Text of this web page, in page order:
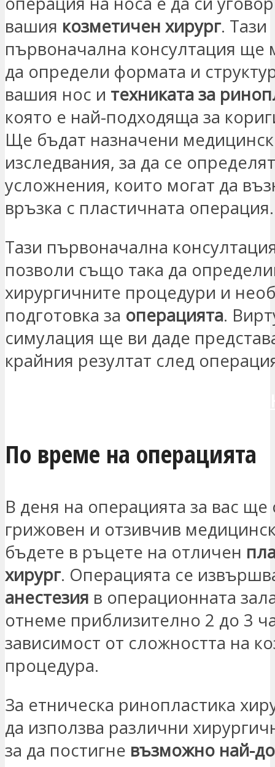
вашия козметичен хирург. Тази
първоначална консултация ще
да определи формата и
вашия нос и техниката за
която е най-подходяща за
Ще бъдат назначени
изследвания, за да се
усложнения, които могат да
връзка с пластичната операция.
Тази първоначална
позволи също така да
хирургичните процедури и
подготовка за операцията.
симулация ще ви даде
крайния резултат след
По време на операцията
В деня на операцията за вас ще
грижовен и отзивчив
бъдете в ръцете на отличен
хирург. Операцията се
анестезия в операционната
отнеме приблизително 2 до 3
зависимост от сложността на
процедура.
За етническа ринопластика
да използва различни
за да постигне възможно най-